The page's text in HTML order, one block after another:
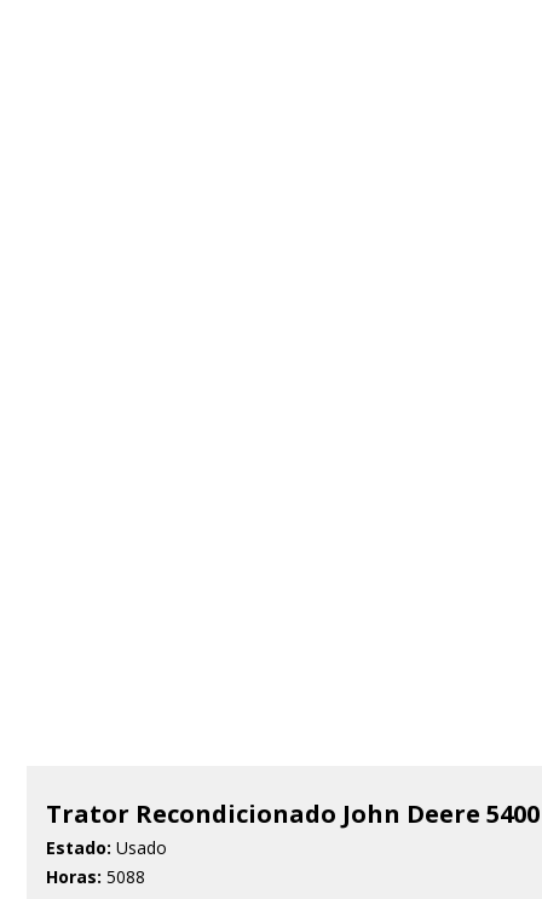
Trator Recondicionado John Deere
Estado: Usado
Horas: 5088